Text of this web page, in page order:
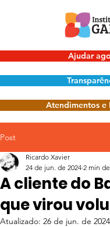
Ajudar
Atendimentos e
Post
A cliente do
que virou
Ricardo Xavier
24 de jun. de 2024 2 min
Atualizado: 26 de jun. de 2024